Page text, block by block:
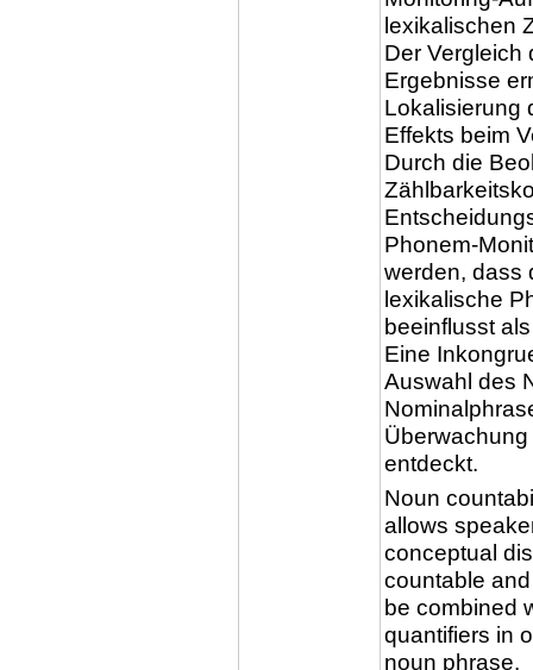
lexikalischen
Der Vergleich
Ergebnisse
Lokalisierung
Effekts beim
Durch die
Phonem-
werden, dass
lexikalische
beeinflusst
Eine
Auswahl des
entdeckt.
Noun
allows
conceptual
countable
be combined
quantifiers in
noun phrase.